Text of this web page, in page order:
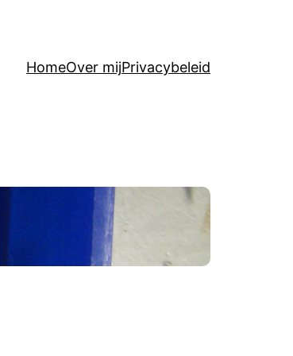
HomeOver mijPrivacybeleid